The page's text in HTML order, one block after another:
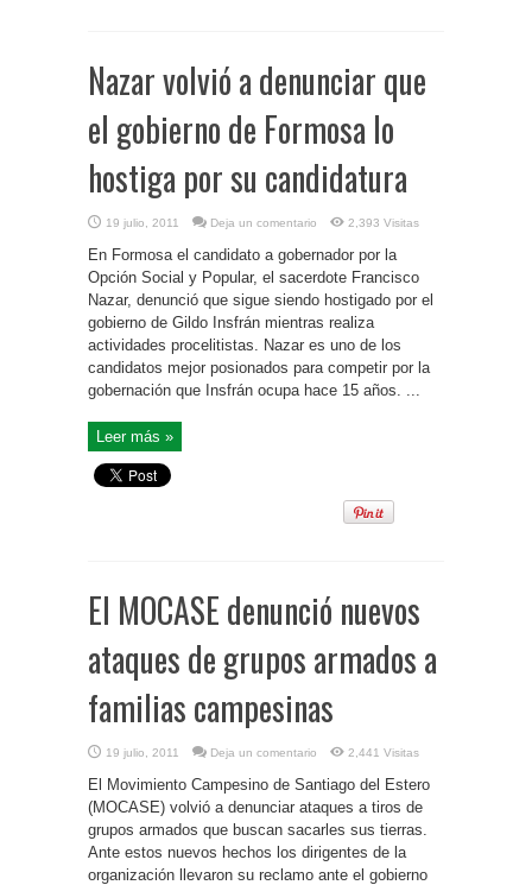
Nazar volvió a denunciar que
el gobierno de Formosa lo
hostiga por su candidatura
19 julio, 2011 Deja un comentario 2,393 Visitas
En Formosa el candidato a gobernador por la
Opción Social y Popular, el sacerdote Francisco
Nazar, denunció que sigue siendo hostigado por el
gobierno de Gildo Insfrán mientras realiza
actividades procelitistas. Nazar es uno de los
candidatos mejor posionados para competir por la
gobernación que Insfrán ocupa hace 15 años. ...
Leer más »
El MOCASE denunció nuevos
ataques de grupos armados a
familias campesinas
19 julio, 2011 Deja un comentario 2,441 Visitas
El Movimiento Campesino de Santiago del Estero
(MOCASE) volvió a denunciar ataques a tiros de
grupos armados que buscan sacarles sus tierras.
Ante estos nuevos hechos los dirigentes de la
organización llevaron su reclamo ante el gobierno